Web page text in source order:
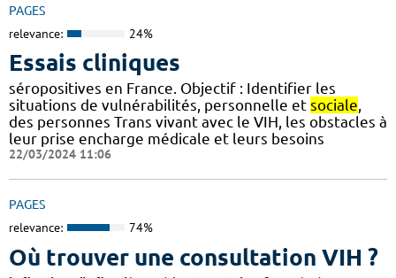
PAGES
relevance: 24%
Essais cliniques
séropositives en France. Objectif : Identifier les
situations de vulnérabilités, personnelle et sociale,
des personnes Trans vivant avec le VIH, les obstacles à
leur prise encharge médicale et leurs besoins
22/03/2024 11:06
PAGES
relevance: 74%
Où trouver une consultation VIH ?